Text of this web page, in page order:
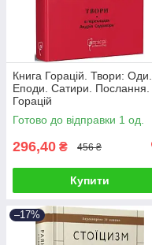
Книга Горацій. Твори: Оди.
Еподи. Сатири. Послання.
Горацій
Готово до відправки 1 од.
296,40 ₴ 456 ₴
Купити
–17%